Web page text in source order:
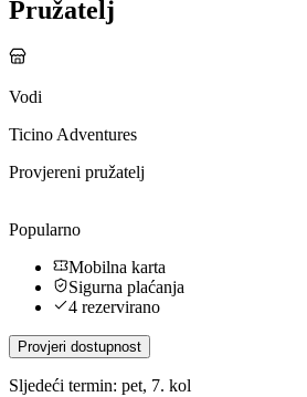
Pružatelj
Vodi
Ticino Adventures
Provjereni pružatelj
Popularno
Mobilna karta
Sigurna plaćanja
4 rezervirano
Provjeri dostupnost
Sljedeći termin: pet, 7. kol